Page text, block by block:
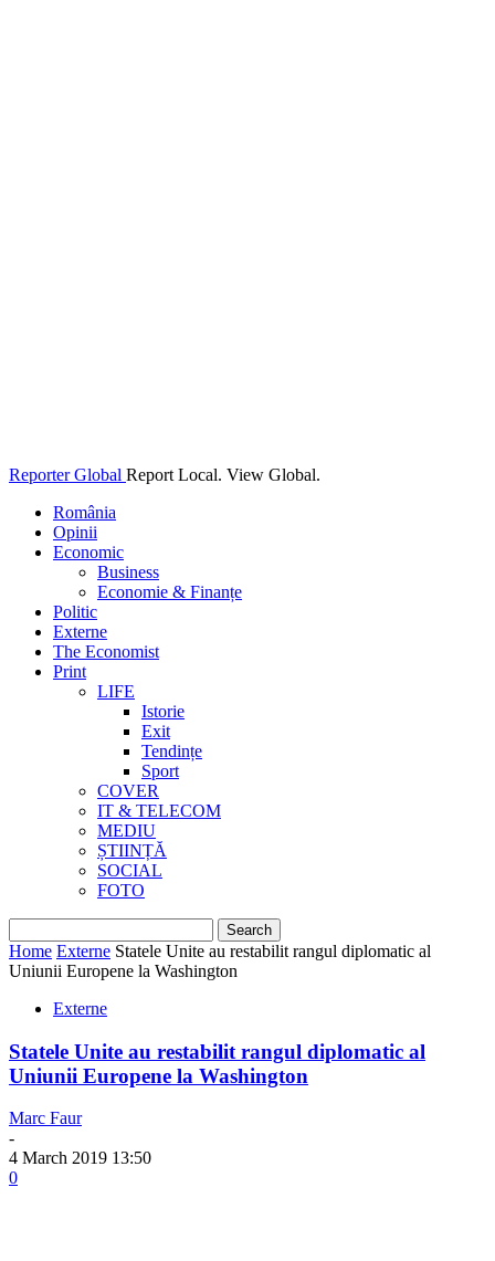
Reporter Global Report Local. View Global.
România
Opinii
Economic
Business
Economie & Finanțe
Politic
Externe
The Economist
Print
LIFE
Istorie
Exit
Tendințe
Sport
COVER
IT & TELECOM
MEDIU
ȘTIINȚĂ
SOCIAL
FOTO
Home Externe Statele Unite au restabilit rangul diplomatic al
Uniunii Europene la Washington
Externe
Statele Unite au restabilit rangul diplomatic al
Uniunii Europene la Washington
Marc Faur
-
4 March 2019 13:50
0